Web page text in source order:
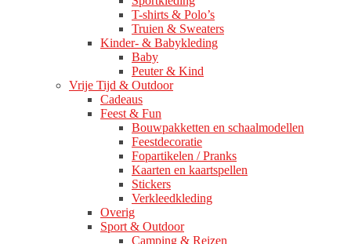
T-shirts & Polo’s
Truien & Sweaters
Kinder- & Babykleding
Baby
Peuter & Kind
Vrije Tijd & Outdoor
Cadeaus
Feest & Fun
Bouwpakketten en schaalmodellen
Feestdecoratie
Fopartikelen / Pranks
Kaarten en kaartspellen
Stickers
Verkleedkleding
Overig
Sport & Outdoor
Camping & Reizen